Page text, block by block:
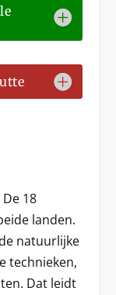
18
landen.
natuurlijke
technieken,
Dat leidt